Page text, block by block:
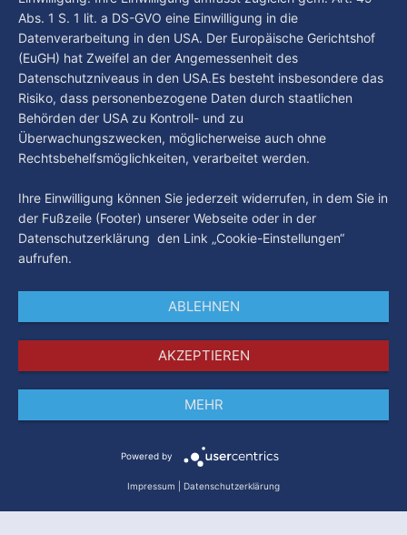
Datenschutz
Abs. 1 S. 1 lit. a DS-GVO eine Einwilligung in die
Datenverarbeitung in den USA. Der Europäische Gerichtshof
(EuGH) hat Zweifel an der Angemessenheit des
Datenschutzniveaus in den USA.Es besteht insbesondere das
Risiko, dass personenbezogene Daten durch staatlichen
Behörden der USA zu Kontroll- und zu
Überwachungszwecken, möglicherweise auch ohne
Rechtsbehelfsmöglichkeiten, verarbeitet werden.
Ihre Einwilligung können Sie jederzeit widerrufen, in dem Sie in
der Fußzeile (Footer) unserer Webseite oder in der
Datenschutzerklärung den Link „Cookie-Einstellungen“
aufrufen.
ABLEHNEN
AKZEPTIEREN
MEHR
Powered by
Impressum Datenschutzerklärung